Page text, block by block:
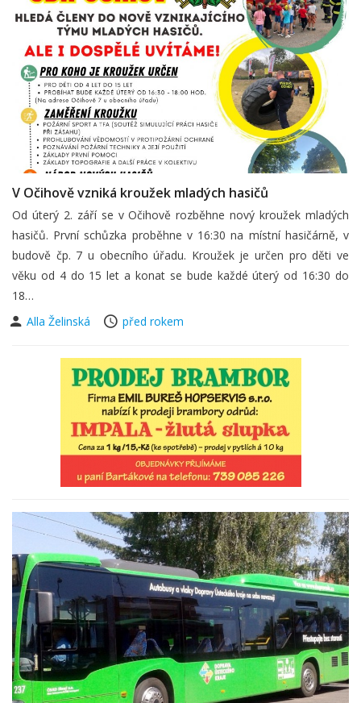
V Očihově vzniká kroužek mladých hasičů
Od úterý 2. září se v Očihově rozběhne nový kroužek mladých
hasičů. První schůzka proběhne v 16:30 na místní hasičárně, v
budově čp. 7 u obecního úřadu. Kroužek je určen pro děti ve
věku od 4 do 15 let a konat se bude každé úterý od 16:30 do
18…
Alla Želinská
před rokem